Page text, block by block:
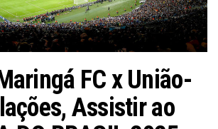
FC x União-
Assistir ao